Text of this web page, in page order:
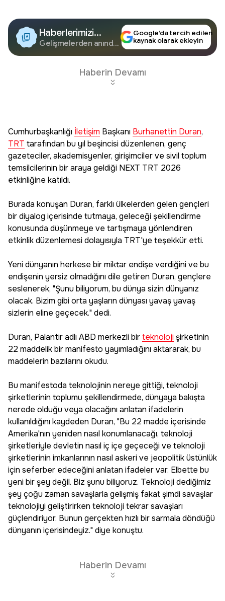
Haberlerimizi
Google'da Takip
Edin
Gelişmelerden anında
Google’da tercih edilen
kaynak olarak ekleyin
Haberin Devamı
Cumhurbaşkanlığı İletişim Başkanı Burhanettin Duran,
TRT tarafından bu yıl beşincisi düzenlenen, genç
gazeteciler, akademisyenler, girişimciler ve sivil toplum
temsilcilerinin bir araya geldiği NEXT TRT 2026
etkinliğine katıldı.
Burada konuşan Duran, farklı ülkelerden gelen gençleri
bir diyalog içerisinde tutmaya, geleceği şekillendirme
konusunda düşünmeye ve tartışmaya yönlendiren
etkinlik düzenlemesi dolayısıyla TRT'ye teşekkür etti.
Yeni dünyanın herkese bir miktar endişe verdiğini ve bu
endişenin yersiz olmadığını dile getiren Duran, gençlere
seslenerek, "Şunu biliyorum, bu dünya sizin dünyanız
olacak. Bizim gibi orta yaşların dünyası yavaş yavaş
sizlerin eline geçecek." dedi.
Duran, Palantir adlı ABD merkezli birteknolojişirketinin
22 maddelik bir manifesto yayımladığını aktararak, bu
maddelerin bazılarını okudu.
Bu manifestoda teknolojinin nereye gittiği, teknoloji
şirketlerinin toplumu şekillendirmede, dünyaya bakışta
nerede olduğu veya olacağını anlatan ifadelerin
kullanıldığını kaydeden Duran, "Bu 22 madde içerisinde
Amerika'nın yeniden nasıl konumlanacağı, teknoloji
şirketleriyle devletin nasıl iç içe geçeceği ve teknoloji
şirketlerinin imkanlarının nasıl askeri ve jeopolitik üstünlük
için seferber edeceğini anlatan ifadeler var. Elbette bu
yeni bir şey değil. Biz şunu biliyoruz. Teknoloji dediğimiz
şey çoğu zaman savaşlarla gelişmiş fakat şimdi savaşlar
teknolojiyi geliştirirken teknoloji tekrar savaşları
güçlendiriyor. Bunun gerçekten hızlı bir sarmala döndüğü
dünyanın içerisindeyiz." diye konuştu.
Haberin Devamı